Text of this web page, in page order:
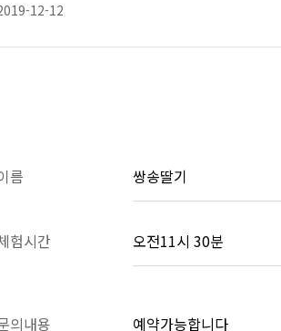
12-12
름 쌍송딸기
험시간 오전11시 30분
의내용 예약가능합니다